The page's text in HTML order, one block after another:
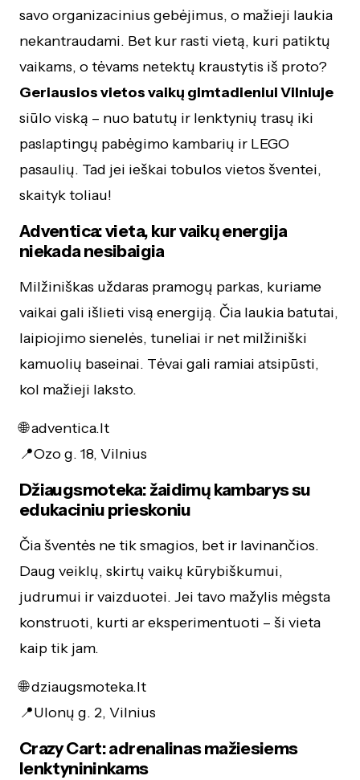
savo organizacinius gebėjimus, o mažieji laukia
nekantraudami. Bet kur rasti vietą, kuri patiktų
vaikams, o tėvams netektų kraustytis iš proto?
Geriausios vietos vaikų gimtadieniui Vilniuje
siūlo viską – nuo batutų ir lenktynių trasų iki
paslaptingų pabėgimo kambarių ir LEGO
pasaulių. Tad jei ieškai tobulos vietos šventei,
skaityk toliau!
Adventica: vieta, kur vaikų energija
niekada nesibaigia
Milžiniškas uždaras pramogų parkas, kuriame
vaikai gali išlieti visą energiją. Čia laukia batutai,
laipiojimo sienelės, tuneliai ir net milžiniški
kamuolių baseinai. Tėvai gali ramiai atsipūsti,
kol mažieji laksto.
🌐 adventica.lt
📍Ozo g. 18, Vilnius
Džiaugsmoteka: žaidimų kambarys su
edukaciniu prieskoniu
Čia šventės ne tik smagios, bet ir lavinančios.
Daug veiklų, skirtų vaikų kūrybiškumui,
judrumui ir vaizduotei. Jei tavo mažylis mėgsta
konstruoti, kurti ar eksperimentuoti – ši vieta
kaip tik jam.
🌐 dziaugsmoteka.lt
📍Ulonų g. 2, Vilnius
Crazy Cart: adrenalinas mažiesiems
lenktynininkams